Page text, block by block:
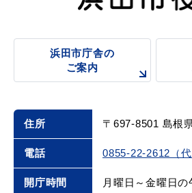
浜田市庁舎の
ご案内
住所 〒697-8501 島根
電話 0855-22-2612（代
開庁時間 月曜日～金曜日